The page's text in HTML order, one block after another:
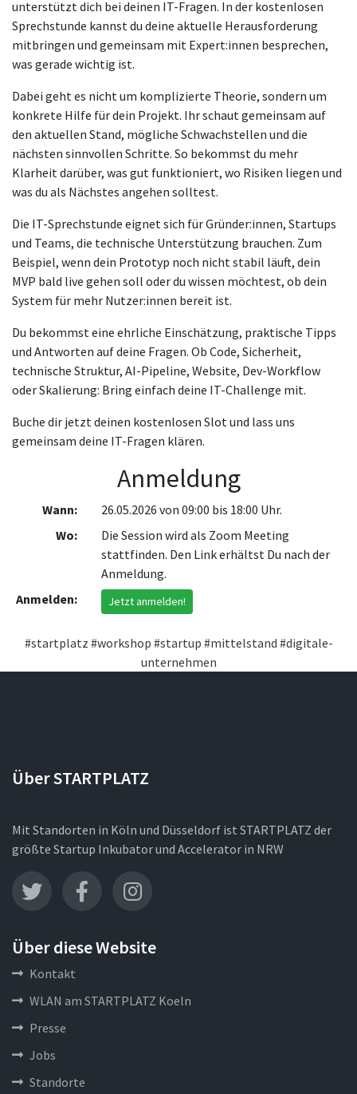
unterstützt dich bei deinen IT-Fragen. In der kostenlosen
Sprechstunde kannst du deine aktuelle Herausforderung
mitbringen und gemeinsam mit Expert:innen besprechen,
was gerade wichtig ist.
Dabei geht es nicht um komplizierte Theorie, sondern um
konkrete Hilfe für dein Projekt. Ihr schaut gemeinsam auf
den aktuellen Stand, mögliche Schwachstellen und die
nächsten sinnvollen Schritte. So bekommst du mehr
Klarheit darüber, was gut funktioniert, wo Risiken liegen und
was du als Nächstes angehen solltest.
Die IT-Sprechstunde eignet sich für Gründer:innen, Startups
und Teams, die technische Unterstützung brauchen. Zum
Beispiel, wenn dein Prototyp noch nicht stabil läuft, dein
MVP bald live gehen soll oder du wissen möchtest, ob dein
System für mehr Nutzer:innen bereit ist.
Du bekommst eine ehrliche Einschätzung, praktische Tipps
und Antworten auf deine Fragen. Ob Code, Sicherheit,
technische Struktur, AI-Pipeline, Website, Dev-Workflow
oder Skalierung: Bring einfach deine IT-Challenge mit.
Buche dir jetzt deinen kostenlosen Slot und lass uns
gemeinsam deine IT-Fragen klären.
Anmeldung
Wann:
26.05.2026 von 09:00 bis 18:00 Uhr.
Wo:
Die Session wird als Zoom Meeting
stattfinden. Den Link erhältst Du nach der
Anmeldung.
Anmelden:
Jetzt anmelden!
#startplatz #workshop #startup #mittelstand #digitale-
unternehmen
Über STARTPLATZ
Mit Standorten in Köln und Düsseldorf ist STARTPLATZ der
größte Startup Inkubator und Accelerator in NRW
Über diese Website
Kontakt
WLAN am STARTPLATZ Koeln
Presse
Jobs
Standorte